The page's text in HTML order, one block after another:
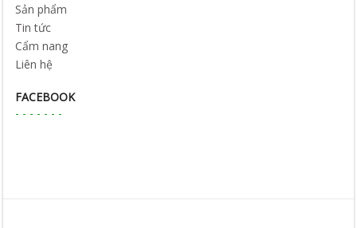
Sản phẩm
Tin tức
Cẩm nang
Liên hệ
FACEBOOK